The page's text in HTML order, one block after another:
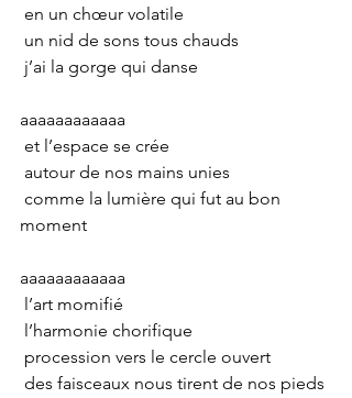
en un chœur volatile
un nid de sons tous chauds
j’ai la gorge qui danse
aaaaaaaaaaaa
et l’espace se crée
autour de nos mains unies
moment
aaaaaaaaaaaa
l’art momifié
l’harmonie chorifique
procession vers le cercle ouvert
des faisceaux nous tirent de nos pieds